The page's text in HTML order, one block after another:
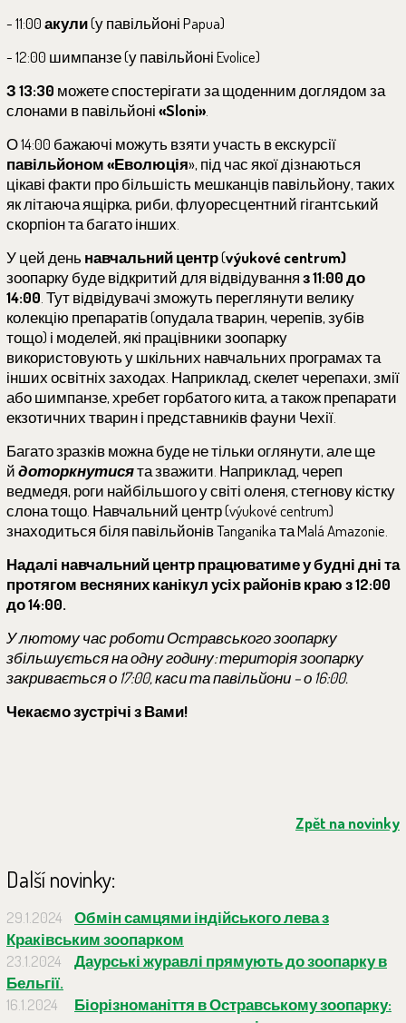
- 11:00акули(у павільйоніPapua)
- 12:00 шимпанзе (у павільйоні Evolice)
З 13:30 можете спостерігати за щоденним доглядом за
слонами в павільйоні«Sloni»
О 14:00 бажаючі можуть взяти участь в екскурсії
павільйоном «Еволюція», під час якої дізнаються
цікаві факти про більшість мешканців павільйону, таких
як літаюча ящірка, риби, флуоресцентний гігантський
скорпіон та багато інших.
У цей деньнавчальний центр(výukové centrum)
зоопарку буде відкритий для відвідуванняз 11:00 до
14:00 . Тут відвідувачі зможуть переглянути велику
колекцію препаратів (опудала тварин, черепів, зубів
тощо) і моделей, які працівники зоопарку
використовують у шкільних навчальних програмах та
інших освітніх заходах. Наприклад, скелет черепахи, змії
або шимпанзе, хребет горбатого кита, а також препарати
екзотичних тварин і представників фауни Чехії.
Багато зразків можна буде не тільки оглянути, але ще
йдоторкнутисята зважити. Наприклад, череп
ведмедя, роги найбільшого у світі оленя, стегнову кістку
слона тощо. Навчальний центр (výukové centrum)
знаходиться біля павільйонівTanganikaтаMalá Amazonie
Надалі навчальний центр працюватиме у будні дні та
протягом весняних канікул усіх районів краю з 12:00
до 14:00.
У лютому час роботи Остравського зоопарку
збільшується на одну годину: територія зоопарку
закривається о 17:00, каси та павільйони – о 16:00.
Чекаємо зустрічі з Вами!
Zpět na novinky
Další novinky:
29.1.2024
Обмін самцями індійського лева з
Краківським зоопарком
23.1.2024
Даурські журавлі прямують до зоопарку в
Бельгії.
16.1.2024
Біорізноманіття в Остравському зоопарку: